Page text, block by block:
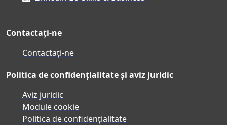
Contactați-ne
Contactați-ne
Politica de confidențialitate și aviz juridic
Aviz juridic
Module cookie
Politica de confidențialitate